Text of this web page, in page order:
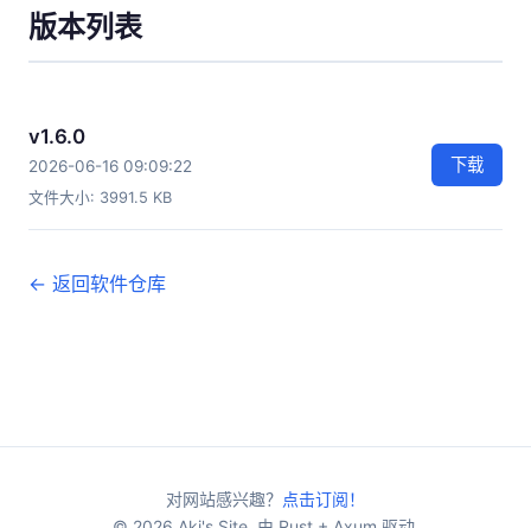
版本列表
v1.6.0
2026-06-16 09:09:22
文件大小: 3991.5 KB
下载
← 返回软件仓库
对网站感兴趣？ 点击订阅！